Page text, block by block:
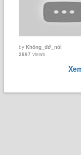
byKhông_đở_nổi
2897 views